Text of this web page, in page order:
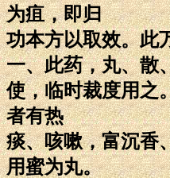
为疽，即归
功本方以取效。此
一、此药，丸、散
使，临时裁度用之
者有热
痰、咳嗽，富沉香
用蜜为丸。